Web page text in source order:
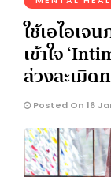
ใช้เอไอเ
เข้าใจ
ล่วงละเมิด
Posted On 16